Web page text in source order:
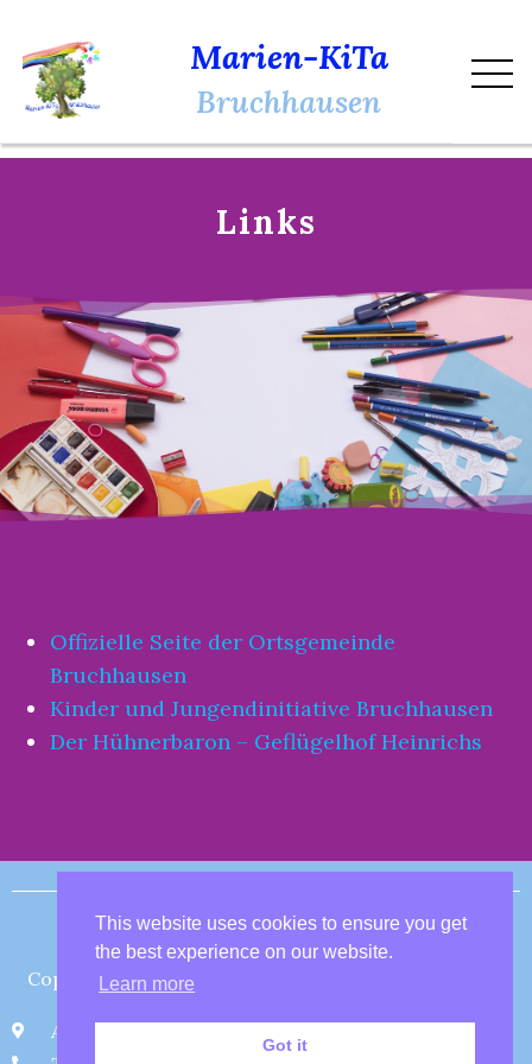
Marien-KiTa
Bruchhausen
Links
Offizielle Seite der Ortsgemeinde
Bruchhausen
Kinder und Jungendinitiative Bruchhausen
Der Hühnerbaron – Geflügelhof Heinrichs
Impressum
Copyright © 2019
Adresse: Graf-Trips-Str. 4, 53572 Bruchhausen
This website uses cookies to ensure you get
the best experience on our website.
Learn more
Got it